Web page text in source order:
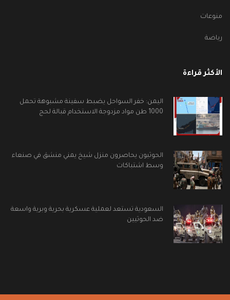
منوعات
رياضة
الأكثر قراءة
اليمن: خفر السواحل يضبط سفينة مشبوهة تحمل
1000 طن مواد مزدوجة الاستخدام قبالة لحج
الحوثيون يحاصرون منزل شيخ يمني منشق في صنعاء
وسط اشتباكات
السعودية تستعد لعملية عسكرية بحرية وبرية واسعة
ضد الحوثيين